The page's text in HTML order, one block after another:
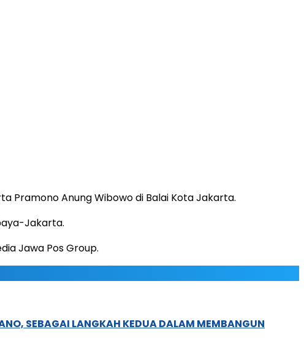
Pramono Anung Wibowo di Balai Kota Jakarta.
Jakarta.
Jawa Pos Group.
SEBAGAI LANGKAH KEDUA DALAM MEMBANGUN